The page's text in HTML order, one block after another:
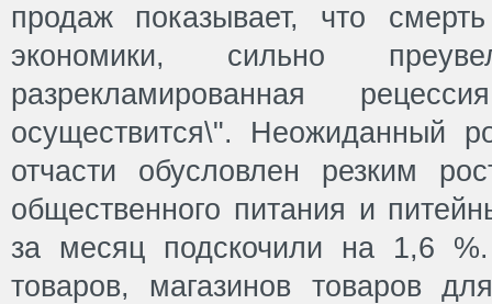
продаж показывает, что
экономики, сильно
разрекламированная
осуществится\". Неожиданный
отчасти обусловлен резким
общественного питания и
за месяц подскочили на 1,6
товаров, магазинов товаров